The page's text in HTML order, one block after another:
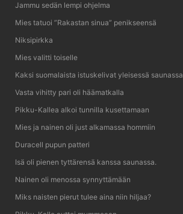
Jammu sedän lempi ohjelma
Mies tatuoi ”Rakastan sinua” penikseensä
Niksipirkka
Mies valitti toiselle
Kaksi suomalaista istuskelivat yleisessä saunassa
Vasta vihitty pari oli häämatkalla
Pikku-Kallea alkoi tunnilla kusettamaan
Mies ja nainen oli just alkamassa hommiin
Duracell pupun patteri
Isä oli pienen tyttärensä kanssa saunassa.
Nainen oli menossa synnyttämään
Miks naisten pierut tulee aina niin hiljaa?